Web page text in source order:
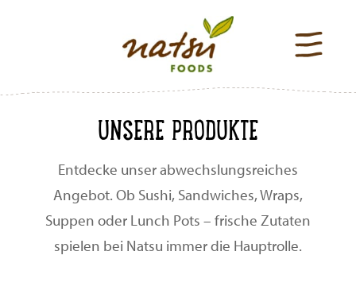
UNSERE PRODUKTE
Entdecke unser abwechslungsreiches
Angebot. Ob Sushi, Sandwiches, Wraps,
Suppen oder Lunch Pots – frische Zutaten
spielen bei Natsu immer die Hauptrolle.